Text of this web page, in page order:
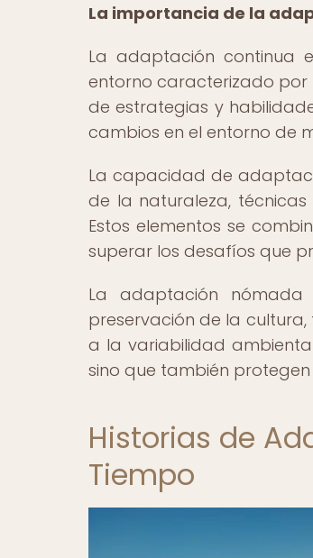
La importancia de la
La adaptación continua
entorno caracterizado por
de estrategias y
cambios en el entorno de
La capacidad de
de la naturaleza,
Estos elementos se
superar los desafíos que
La adaptación
preservación de la
a la variabilidad
sino que también
Historias de
Tiempo